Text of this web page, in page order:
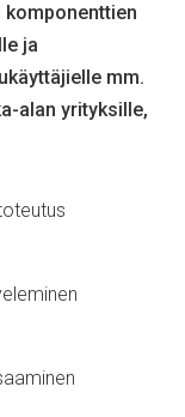
ja
mm.
alan yrityksille,